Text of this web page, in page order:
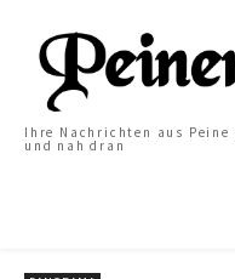
Ihre Nachrichten aus
und nah dran